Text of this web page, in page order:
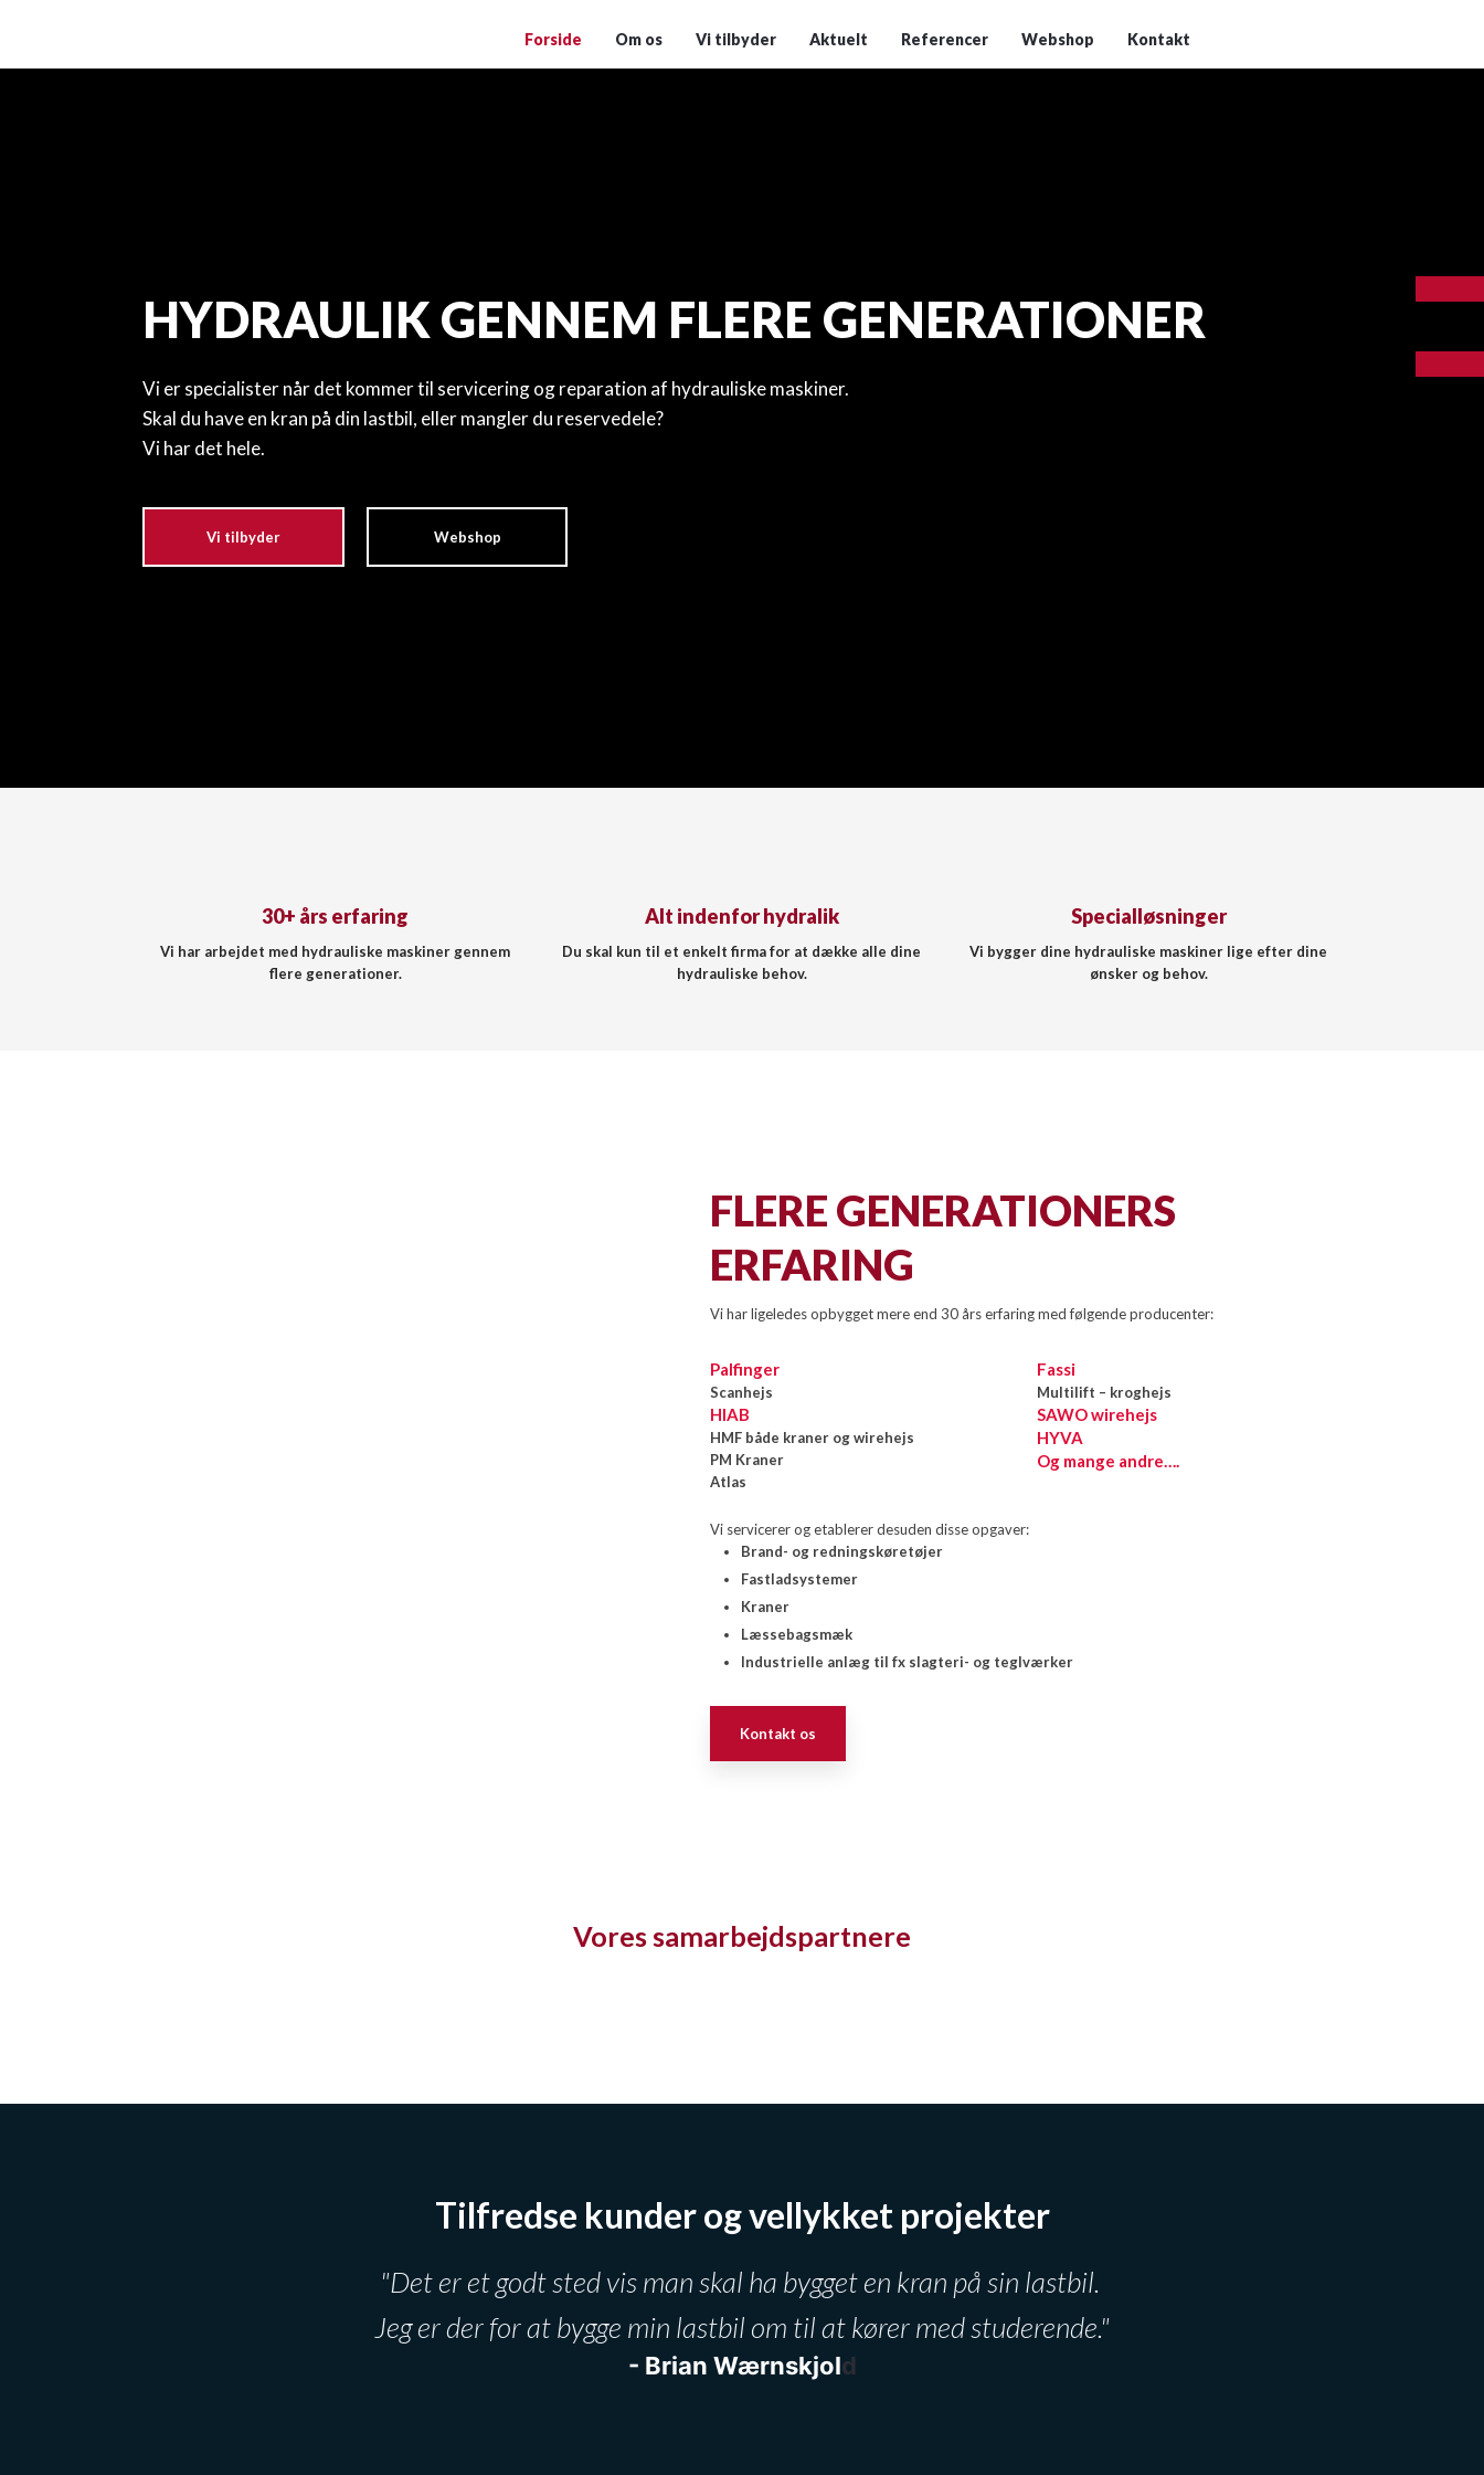
Forside Om os Vi tilbyder Aktuelt Referencer Webshop Kontakt
HYDRAULIK GENNEM FLERE GENERATIONER
Vi er specialister når det kommer til servicering og reparation af hydrauliske maskiner.
​Skal du have en kran på din lastbil, eller mangler du reservedele?
​Vi har det hele.
Vi tilbyder Webshop
30+ års erfaring
Vi har arbejdet med hydrauliske maskiner gennem
flere generationer.
Alt indenfor hydralik
Du skal kun til et enkelt firma for at dække alle dine
hydrauliske behov.
Specialløsninger
Vi bygger dine hydrauliske maskiner lige efter dine
ønsker og behov.
FLERE​ GENERATIONERS
ERFARING
Vi har ligeledes opbygget mere end 30 års erfaring med følgende producenter:
Palfinger
Scanhejs
HIAB
HMF både kraner og wirehejs
PM Kraner
Atlas
Fassi
Multilift – kroghejs
SAWO wirehejs
HYVA
Og mange andre….
Vi servicerer og etablerer desuden disse opgaver:
Brand- og redningskøretøjer
Fastladsystemer
Kraner
Læssebagsmæk
Industrielle anlæg til fx slagteri- og teglværker
Kontakt os
Vores samarbejdspartnere
Tilfredse kunder og vellykket projekter
"Det er et godt sted vis man skal ha ​bygget en kran på sin lastbil.
Jeg er der for at bygge min lastbil om til at kører med studerende.​"
- Brian Wærnskjold